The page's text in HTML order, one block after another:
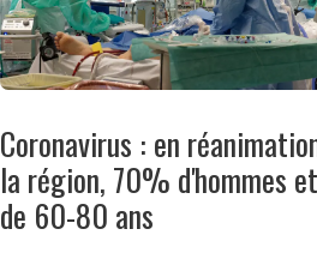
Coronavirus : en
la région, 70% d'hommes
de 60-80 ans